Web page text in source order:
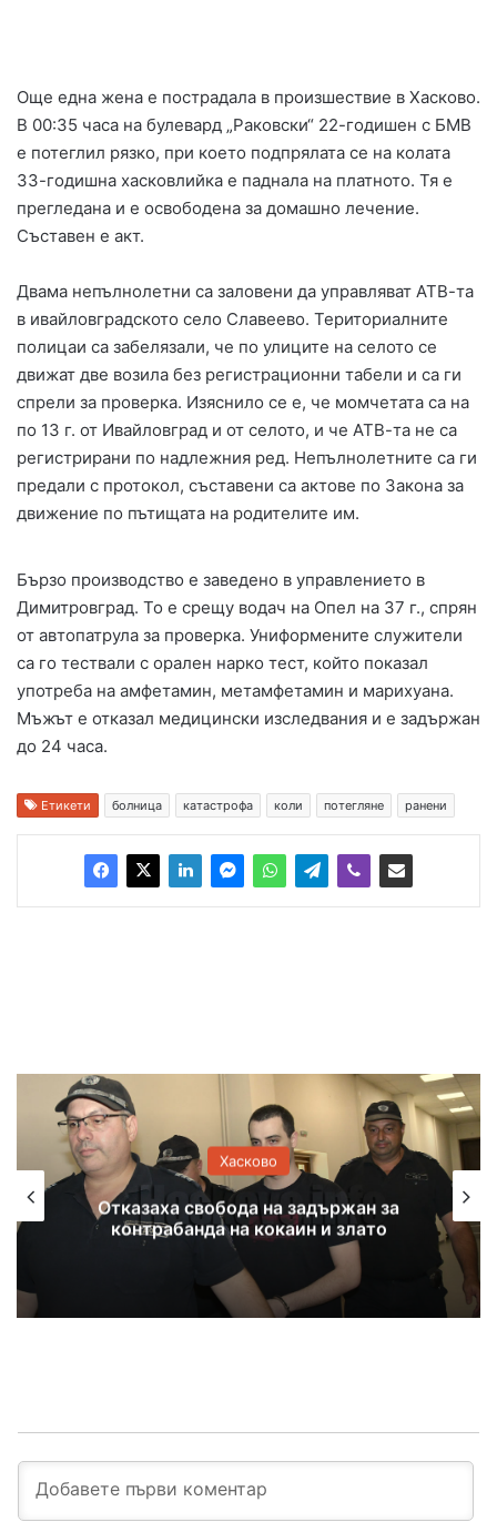
Още една жена е пострадала в произшествие в Хасково.
В 00:35 часа на булевард „Раковски“ 22-годишен с БМВ
е потеглил рязко, при което подпрялата се на колата
33-годишна хасковлийка е паднала на платното. Тя е
прегледана и е освободена за домашно лечение.
Съставен е акт.
Двама непълнолетни са заловени да управляват АТВ-та
в ивайловградското село Славеево. Териториалните
полицаи са забелязали, че по улиците на селото се
движат две возила без регистрационни табели и са ги
спрели за проверка. Изяснило се е, че момчетата са на
по 13 г. от Ивайловград и от селото, и че АТВ-та не са
регистрирани по надлежния ред. Непълнолетните са ги
предали с протокол, съставени са актове по Закона за
движение по пътищата на родителите им.
Бързо производство е заведено в управлението в
Димитровград. То е срещу водач на Опел на 37 г., спрян
от автопатрула за проверка. Униформените служители
са го тествали с орален нарко тест, който показал
употреба на амфетамин, метамфетамин и марихуана.
Мъжът е отказал медицински изследвания и е задържан
до 24 часа.
Етикети болница катастрофа коли потегляне ранени
Хасково
Оранжев код за жеги и екстремен
риск от пожари в Хасковска област